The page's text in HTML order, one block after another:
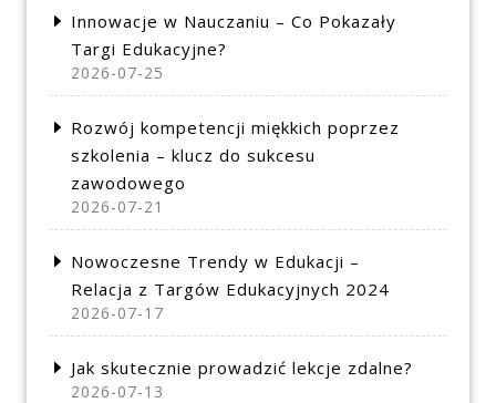
Innowacje w Nauczaniu – Co Pokazały
Targi Edukacyjne?
2026-07-25
Rozwój kompetencji miękkich poprzez
szkolenia – klucz do sukcesu
zawodowego
2026-07-21
Nowoczesne Trendy w Edukacji –
Relacja z Targów Edukacyjnych 2024
2026-07-17
Jak skutecznie prowadzić lekcje zdalne?
2026-07-13